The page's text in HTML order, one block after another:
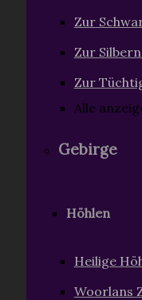
Zur
Zur
Zur
Alle
Gebirge
Höhlen
Heilige
Woorlans